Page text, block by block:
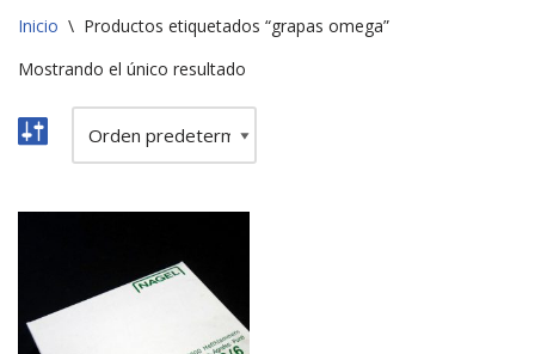
Inicio \ Productos etiquetados “grapas omega”
Mostrando el único resultado